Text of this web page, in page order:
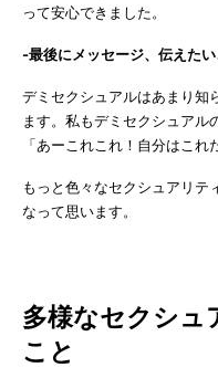
って安心できました。
-最後にメッセージ、伝えた
デミセクシュアルはあまり知
ます。私もデミセクシュアル
「あーこれこれ！自分はこれ
もっと色々なセクシュアリテ
なって思います。
多様なセクシュ
こと